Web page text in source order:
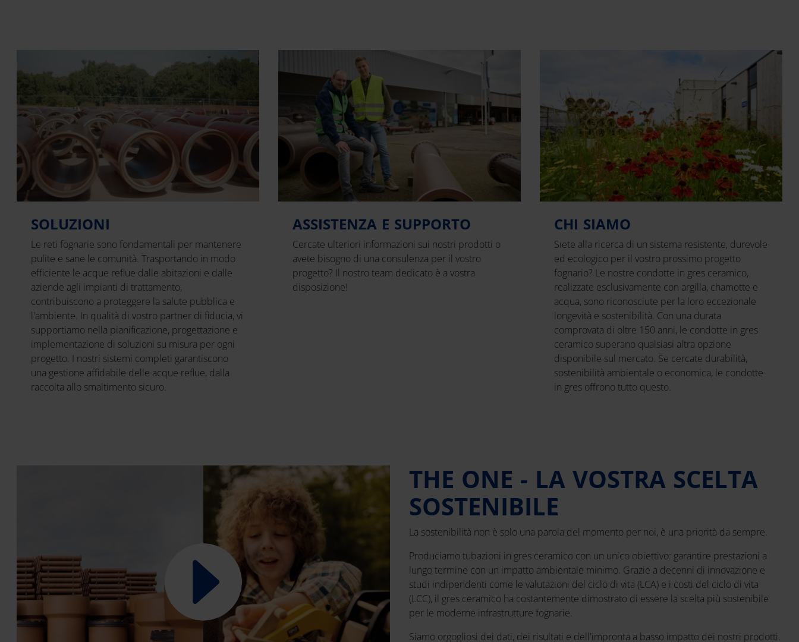
SOLUZIONI
Le reti fognarie sono fondamentali per mantenere
pulite e sane le comunità. Trasportando in modo
efficiente le acque reflue dalle abitazioni e dalle
aziende agli impianti di trattamento,
contribuiscono a proteggere la salute pubblica e
l'ambiente. In qualità di vostro partner di fiducia, vi
supportiamo nella pianificazione, progettazione e
implementazione di soluzioni su misura per ogni
progetto. I nostri sistemi completi garantiscono
una gestione affidabile delle acque reflue, dalla
raccolta allo smaltimento sicuro.
ASSISTENZA E SUPPORTO
Cercate ulteriori informazioni sui nostri prodotti o
avete bisogno di una consulenza per il vostro
progetto? Il nostro team dedicato è a vostra
disposizione!
CHI SIAMO
Siete alla ricerca di un sistema resistente, durevole
ed ecologico per il vostro prossimo progetto
fognario? Le nostre condotte in gres ceramico,
realizzate esclusivamente con argilla, chamotte e
acqua, sono riconosciute per la loro eccezionale
longevità e sostenibilità. Con una durata
comprovata di oltre 150 anni, le condotte in gres
ceramico superano qualsiasi altra opzione
disponibile sul mercato. Se cercate durabilità,
sostenibilità ambientale o economica, le condotte
in gres offrono tutto questo.
THE ONE - LA VOSTRA SCELTA
SOSTENIBILE
La sostenibilità non è solo una parola del momento per noi, è una priorità da sempre.
Produciamo tubazioni in gres ceramico con un unico obiettivo: garantire prestazioni a
lungo termine con un impatto ambientale minimo. Grazie a decenni di innovazione e
studi indipendenti come le valutazioni del ciclo di vita (LCA) e i costi del ciclo di vita
(LCC), il gres ceramico ha costantemente dimostrato di essere la scelta più sostenibile
per le moderne infrastrutture fognarie.
Siamo orgogliosi dei dati, dei risultati e dell'impronta a basso impatto dei nostri prodotti.